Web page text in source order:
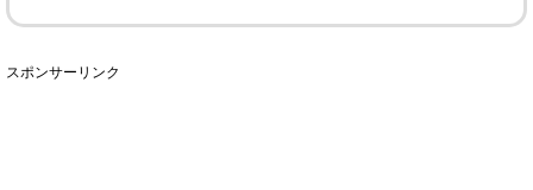
スポンサーリンク